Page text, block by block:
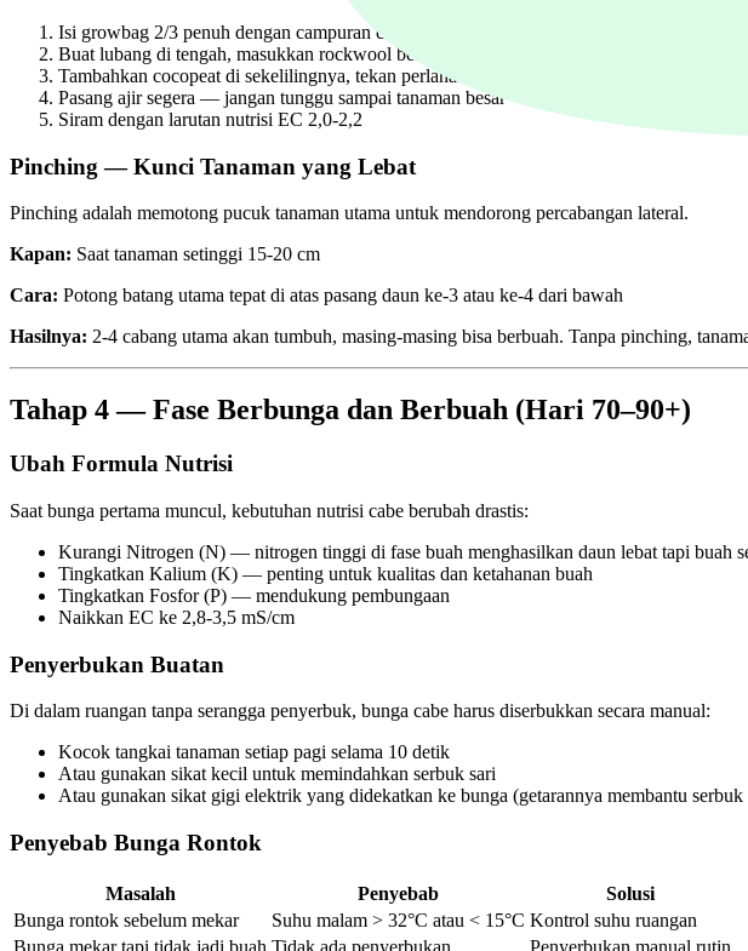
Isi growbag 2/3 penuh dengan campuran cocopeat + perlite
Buat lubang di tengah, masukkan rockwool beserta bibit
Tambahkan cocopeat di sekelilingnya, tekan perlahan
Pasang ajir segera — jangan tunggu sampai tanaman besar
Siram dengan larutan nutrisi EC 2,0-2,2
Pinching — Kunci Tanaman yang Lebat
Pinching adalah memotong pucuk tanaman utama untuk mendorong percabangan lateral.
Kapan: Saat tanaman setinggi 15-20 cm
Cara: Potong batang utama tepat di atas pasang daun ke-3 atau ke-4 dari bawah
Hasilnya: 2-4 cabang utama akan tumbuh, masing-masing bisa berbuah. Tanpa pinching,
Tahap 4 — Fase Berbunga dan Berbuah (Hari 70–90+)
Ubah Formula Nutrisi
Saat bunga pertama muncul, kebutuhan nutrisi cabe berubah drastis:
Kurangi Nitrogen (N) — nitrogen tinggi di fase buah menghasilkan daun lebat tapi buah
Tingkatkan Kalium (K) — penting untuk kualitas dan ketahanan buah
Tingkatkan Fosfor (P) — mendukung pembungaan
Naikkan EC ke 2,8-3,5 mS/cm
Penyerbukan Buatan
Di dalam ruangan tanpa serangga penyerbuk, bunga cabe harus diserbukkan secara manual:
Kocok tangkai tanaman setiap pagi selama 10 detik
Atau gunakan sikat kecil untuk memindahkan serbuk sari
Atau gunakan sikat gigi elektrik yang didekatkan ke bunga (getarannya membantu
Penyebab Bunga Rontok
Masalah Penyebab
Solusi
Bunga rontok sebelum mekar
Suhu malam > 32°C atau < 15°C Kontrol suhu ruangan
Bunga mekar tapi tidak jadi buah Tidak ada penyerbukan Penyerbukan manual rutin